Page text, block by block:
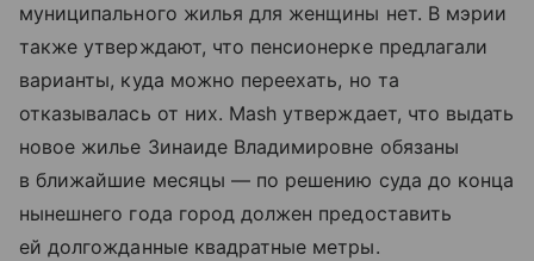
муниципального жилья для женщины нет. В мэрии
также утверждают, что пенсионерке предлагали
варианты, куда можно переехать, но та
отказывалась от них. Mash утверждает, что выдать
новое жилье Зинаиде Владимировне обязаны
в ближайшие месяцы — по решению суда до конца
нынешнего года город должен предоставить
ей долгожданные квадратные метры.